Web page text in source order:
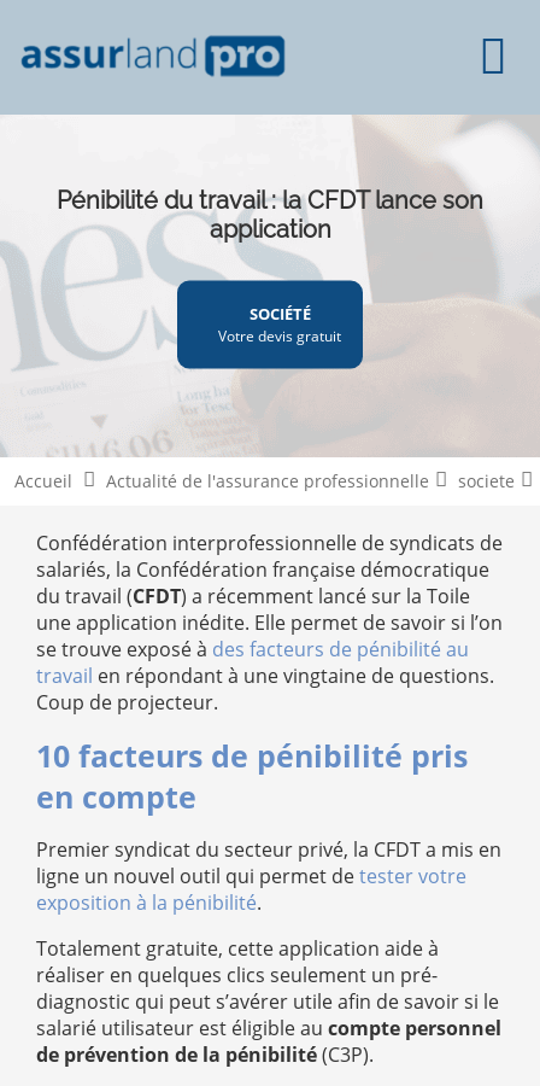
Pénibilité du travail : la CFDT lance son
application
SOCIÉTÉ
Votre devis gratuit
Accueil Actualité de l'assurance professionnelle societe
Confédération interprofessionnelle de syndicats de
salariés, la Confédération française démocratique
du travail (CFDT) a récemment lancé sur la Toile
une application inédite. Elle permet de savoir si l’on
se trouve exposé à des facteurs de pénibilité au
travail en répondant à une vingtaine de questions.
Coup de projecteur.
10 facteurs de pénibilité pris
en compte
Premier syndicat du secteur privé, la CFDT a mis en
ligne un nouvel outil qui permet detester votre
exposition à la pénibilité.
Totalement gratuite, cette application aide à
réaliser en quelques clics seulement un pré-
diagnostic qui peut s’avérer utile afin de savoir si le
salarié utilisateur est éligible au compte personnel
de prévention de la pénibilité(C3P).